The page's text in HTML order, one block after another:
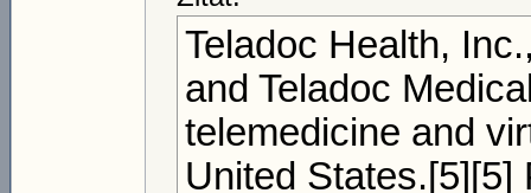
Teladoc Health,
and Teladoc
telemedicine and
United States.[5][5]